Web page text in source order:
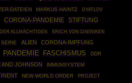
DATEIEN MARKUS HAINTZ DYATLOV
CORONA-PANDEMIE
STIFTUNG
ALLMÄCHTIGEN ERICH VON DAENIKEN
SERIE ALIEN
CORONA-IMPFUNG
PANDEMIE FASCHISMUS
DDR
AND JOHNSON IMMUNSYSTEM
NEW WORLD ORDER PROJECT